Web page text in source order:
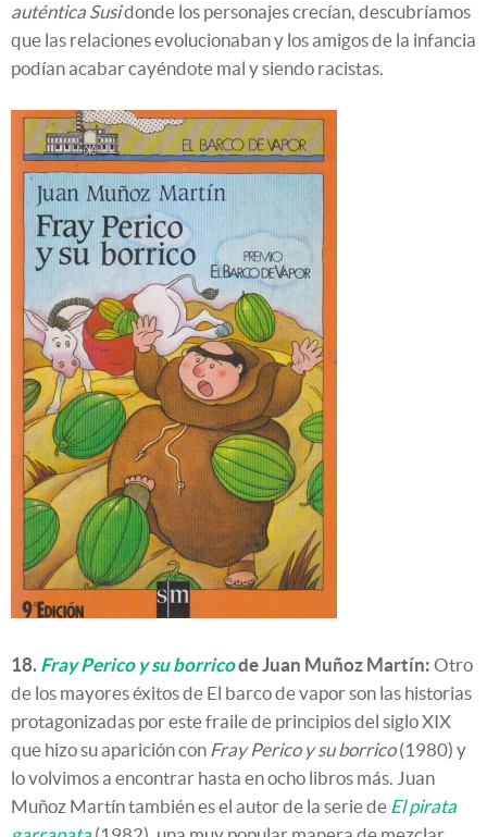
auténtica Susidonde los personajes crecían, descubríamos
que las relaciones evolucionaban y los amigos de la infancia
podían acabar cayéndote mal y siendo racistas.
18. Fray Perico y su borricode Juan Muñoz Martín: Otro
de los mayores éxitos de El barco de vapor son las historias
protagonizadas por este fraile de principios del siglo XIX
que hizo su aparición con Fray Perico y su borrico(1980) y
lo volvimos a encontrar hasta en ocho libros más. Juan
Muñoz Martín también es el autor de la serie de El pirata